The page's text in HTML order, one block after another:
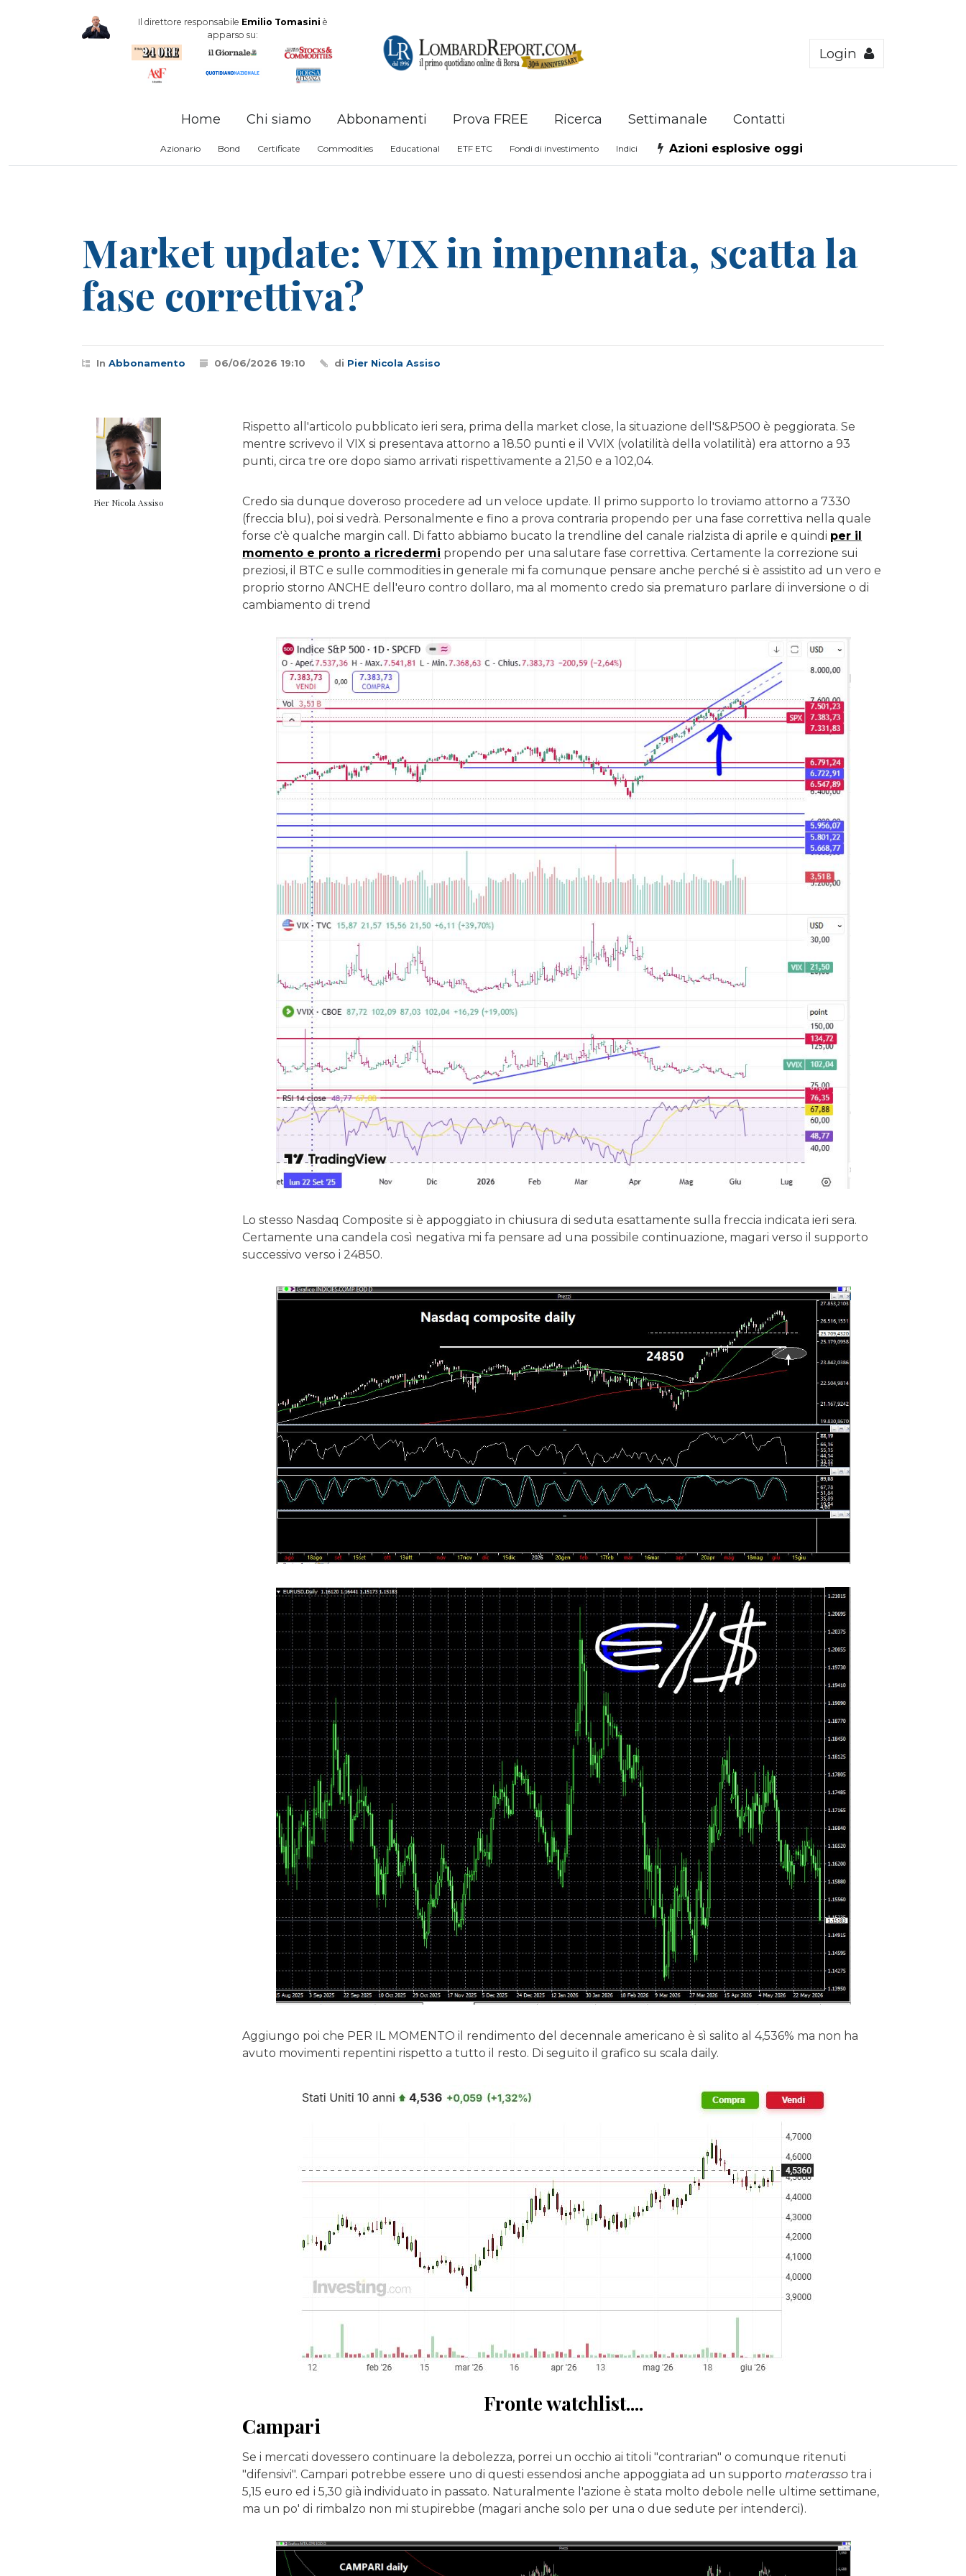
Il direttore responsabile Emilio Tomasini è
apparso su:
Login
Home Chi siamo Abbonamenti Prova FREE Ricerca Settimanale Contatti
Azionario Bond Certificate Commodities Educational ETF ETC Fondi di investimento Indici Azioni esplosive oggi
Market update: VIX in impennata, scatta la
fase correttiva?
In Abbonamento 06/06/2026 19:10 di Pier Nicola Assiso
Rispetto all'articolo pubblicato ieri sera, prima della market close, la situazione dell'S&P500 è peggiorata. Se
mentre scrivevo il VIX si presentava attorno a 18.50 punti e il VVIX (volatilità della volatilità) era attorno a 93
punti, circa tre ore dopo siamo arrivati rispettivamente a 21,50 e a 102,04.
Credo sia dunque doveroso procedere ad un veloce update. Il primo supporto lo troviamo attorno a 7330
(freccia blu), poi si vedrà. Personalmente e fino a prova contraria propendo per una fase correttiva nella quale
forse c'è qualche margin call. Di fatto abbiamo bucato la trendline del canale rialzista di aprile e quindi per il
momento e pronto a ricredermi propendo per una salutare fase correttiva. Certamente la correzione sui
preziosi, il BTC e sulle commodities in generale mi fa comunque pensare anche perché si è assistito ad un vero e
proprio storno ANCHE dell'euro contro dollaro, ma al momento credo sia prematuro parlare di inversione o di
cambiamento di trend
Lo stesso Nasdaq Composite si è appoggiato in chiusura di seduta esattamente sulla freccia indicata ieri sera.
Certamente una candela così negativa mi fa pensare ad una possibile continuazione, magari verso il supporto
successivo verso i 24850.
Aggiungo poi che PER IL MOMENTO il rendimento del decennale americano è sì salito al 4,536% ma non ha
avuto movimenti repentini rispetto a tutto il resto. Di seguito il grafico su scala daily.
Fronte watchlist....
Campari
Se i mercati dovessero continuare la debolezza, porrei un occhio ai titoli "contrarian" o comunque ritenuti
"difensivi". Campari potrebbe essere uno di questi essendosi anche appoggiata ad un supporto materasso tra i
5,15 euro ed i 5,30 già individuato in passato. Naturalmente l'azione è stata molto debole nelle ultime settimane,
ma un po' di rimbalzo non mi stupirebbe (magari anche solo per una o due sedute per intenderci).
Pier Nicola Assiso